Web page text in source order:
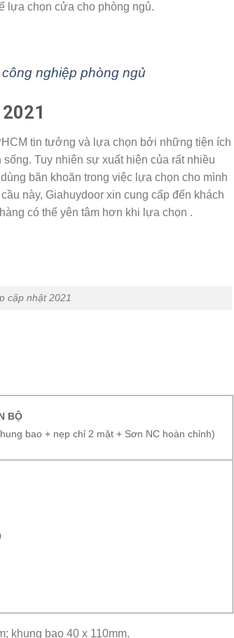
lựa chọn cửa cho phòng ngủ.
nghiệp phòng ngủ
tin tưởng và lựa chọn bởi những tiện ích
Tuy nhiên sự xuất hiện của rất nhiều
băn khoăn trong việc lựa chọn cho mình
này, Giahuydoor xin cung cấp đến khách
có thể yên tâm hơn khi lựa chọn .
cập nhật 2021
BỘ
bao + nẹp chỉ 2 mặt + Sơn NC hoàn chỉnh)
khung bao 40 x 110mm.